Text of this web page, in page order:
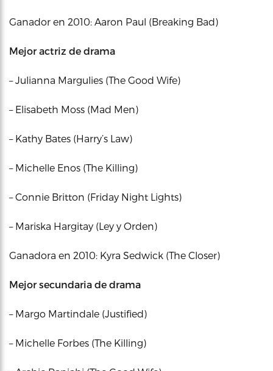
Ganador en 2010: Aaron Paul (Breaking Bad)
Mejor actriz de drama
– Julianna Margulies (The Good Wife)
– Elisabeth Moss (Mad Men)
– Kathy Bates (Harry’s Law)
– Michelle Enos (The Killing)
– Connie Britton (Friday Night Lights)
– Mariska Hargitay (Ley y Orden)
Ganadora en 2010: Kyra Sedwick (The Closer)
Mejor secundaria de drama
– Margo Martindale (Justified)
– Michelle Forbes (The Killing)